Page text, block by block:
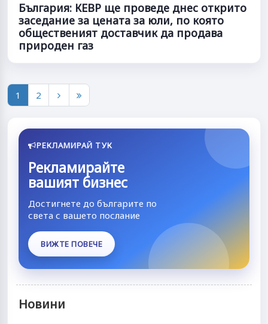
България: КЕВР ще проведе днес открито
заседание за цената за юли, по която
общественият доставчик да продава
природен газ
1 2
РЕКЛАМИРАЙ ТУК
Рекламирайте
вашият бизнес
Достигнете до българите по
света с вашето послание
ВИЖТЕ ПОВЕЧЕ
Новини